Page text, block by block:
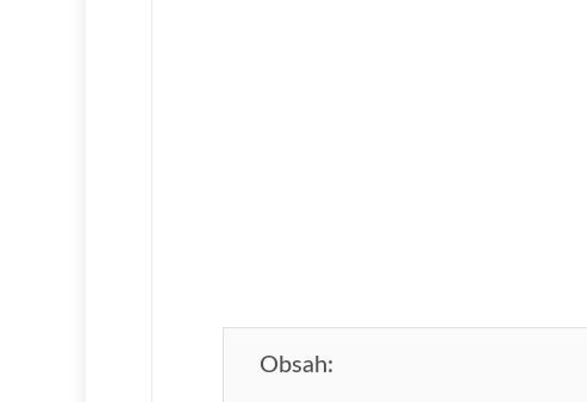
Obsah: